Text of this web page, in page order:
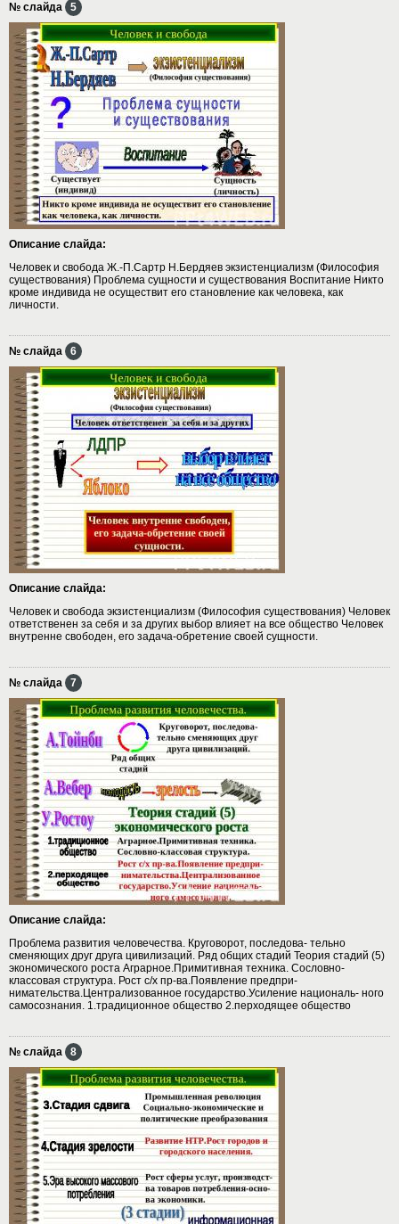
№ слайда 5
Описание слайда:
Человек и свобода Ж.-П.Сартр Н.Бердяев экзистенциализм (Философия
существования) Проблема сущности и существования Воспитание Никто
кроме индивида не осуществит его становление как человека, как
личности.
№ слайда 6
Описание слайда:
Человек и свобода экзистенциализм (Философия существования) Человек
ответственен за себя и за других выбор влияет на все общество Человек
внутренне свободен, его задача-обретение своей сущности.
№ слайда 7
Описание слайда:
Проблема развития человечества. Круговорот, последова- тельно
сменяющих друг друга цивилизаций. Ряд общих стадий Теория стадий (5)
экономического роста Аграрное.Примитивная техника. Сословно-
классовая структура. Рост с/х пр-ва.Появление предпри-
нимательства.Централизованное государство.Усиление националь- ного
самосознания. 1.традиционное общество 2.перходящее общество
№ слайда 8